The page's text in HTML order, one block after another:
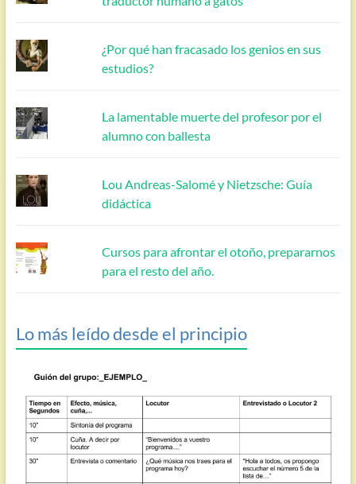
¿Por qué han fracasado los genios en sus
estudios?
La lamentable muerte del profesor por el
alumno con ballesta
Lou Andreas-Salomé y Nietzsche: Guía
didáctica
Cursos para afrontar el otoño, prepararnos
para el resto del año.
Lo más leído desde el principio